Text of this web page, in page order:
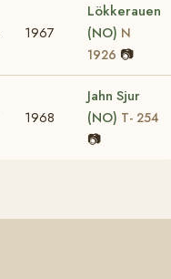
1967
Lökkerauen
(NO) N
1926 📷
1968
Jahn Sjur
(NO) T- 254
📷